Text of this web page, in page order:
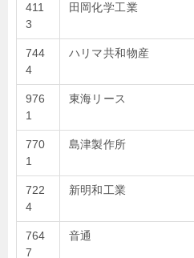
411
3
田岡化学工業
744
4
ハリマ共和物産
976
1
東海リース
770
1
島津製作所
722
4
新明和工業
764
7
音通